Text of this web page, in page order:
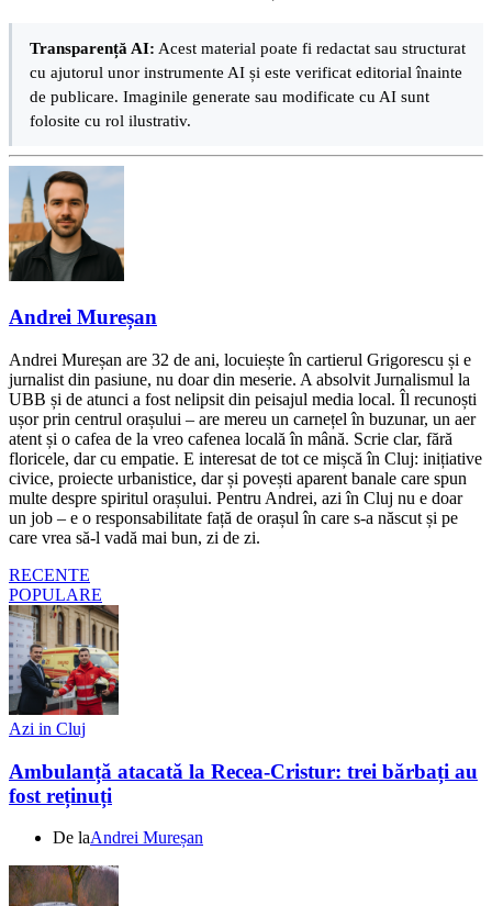
Transparență AI: Acest material poate fi redactat sau structurat
cu ajutorul unor instrumente AI și este verificat editorial înainte
de publicare. Imaginile generate sau modificate cu AI sunt
folosite cu rol ilustrativ.
Andrei Mureșan
Andrei Mureșan are 32 de ani, locuiește în cartierul Grigorescu și e
jurnalist din pasiune, nu doar din meserie. A absolvit Jurnalismul la
UBB și de atunci a fost nelipsit din peisajul media local. Îl recunoști
ușor prin centrul orașului – are mereu un carnețel în buzunar, un aer
atent și o cafea de la vreo cafenea locală în mână. Scrie clar, fără
floricele, dar cu empatie. E interesat de tot ce mișcă în Cluj: inițiative
civice, proiecte urbanistice, dar și povești aparent banale care spun
multe despre spiritul orașului. Pentru Andrei, azi în Cluj nu e doar
un job – e o responsabilitate față de orașul în care s-a născut și pe
care vrea să-l vadă mai bun, zi de zi.
RECENTE
POPULARE
Azi in Cluj
Ambulanță atacată la Recea-Cristur: trei bărbați au
fost reținuți
De laAndrei Mureșan